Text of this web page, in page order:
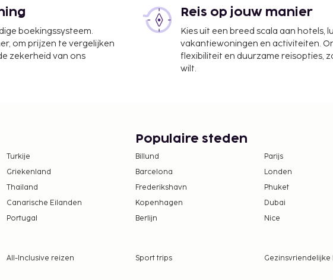
zoals een
Chalet Alpina kunnen
worden betaald. De
persoon, per nacht.
die jonger zijn dan 18
aan ons heeft
(op 250 meter
boekingssysteem.
om prijzen te vergelijken
zekerheid van ons
Reis op jouw manier
Kies uit een breed scala aan hotels,
vakantiewoningen en activiteiten.
flexibiliteit en duurzame reisopties,
wilt.
Turkije
Griekenland
Thailand
Canarische Eilanden
Portugal
Populaire steden
Billund Parijs
Barcelona
Londen
Frederikshavn
Phuket
Kopenhagen
Dubai
Berlijn
Nice
All-Inclusive reizen Sport trips Gezinsvriendelijke